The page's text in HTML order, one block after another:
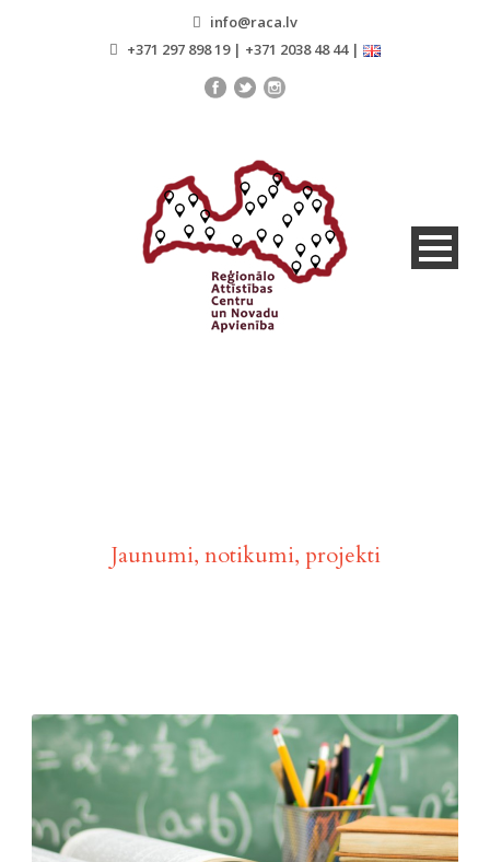
info@raca.lv
+371 297 898 19 | +371 2038 48 44 |
Jaunumi, notikumi, projekti